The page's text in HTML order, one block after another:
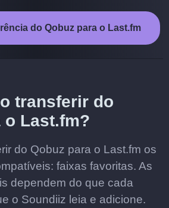
do Qobuz para o Last.fm
transferir do
o Last.fm?
do Qobuz para o Last.fm os
faixas favoritas. As
dependem do que cada
o Soundiiz leia e adicione.